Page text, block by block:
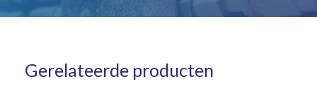
Gerelateerde producten